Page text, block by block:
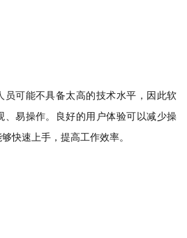
员可能不具备太高的技术水平，因此软
、易操作。良好的用户体验可以减少操
快速上手，提高工作效率。